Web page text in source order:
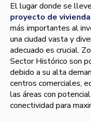
El lugar donde se
proyecto de
más importantes al
una ciudad vasta y
adecuado es crucial.
Sector Histórico son
debido a su alta
centros comerciales,
las áreas con
conectividad para